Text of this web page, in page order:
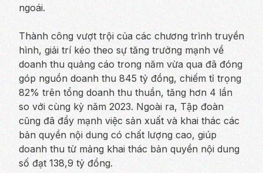
ngoái.
Thành công vượt trội của các chương trình truyền
hình, giải trí kéo theo sự tăng trưởng mạnh về
doanh thu quảng cáo trong năm vừa qua đã đóng
góp nguồn doanh thu 845 tỷ đồng, chiếm tỉ trọng
82% trên tổng doanh thu thuần, tăng hơn 4 lần
so với cùng kỳ năm 2023. Ngoài ra, Tập đoàn
cũng đã đẩy mạnh việc sản xuất và khai thác các
bản quyền nội dung có chất lượng cao, giúp
doanh thu từ mảng khai thác bản quyền nội dung
số đạt 138,9 tỷ đồng.